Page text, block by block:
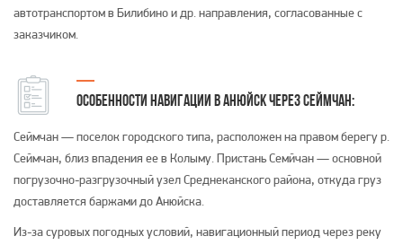
автотранспортом в Билибино и др. направления, согласованные с
заказчиком.
ОСОБЕННОСТИ НАВИГАЦИИ В АНЮЙСК ЧЕРЕЗ СЕЙМЧАН:
Сеймчан — поселок городского типа, расположен на правом берегу р.
Сеймчан, близ впадения ее в Колыму. Пристань Семйчан — основной
погрузочно-разгрузочный узел Среднеканского района, откуда груз
доставляется баржами до Анюйска.
Из-за суровых погодных условий, навигационный период через реку